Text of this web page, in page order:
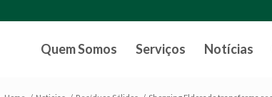
Quem Somos Serviços Notícias